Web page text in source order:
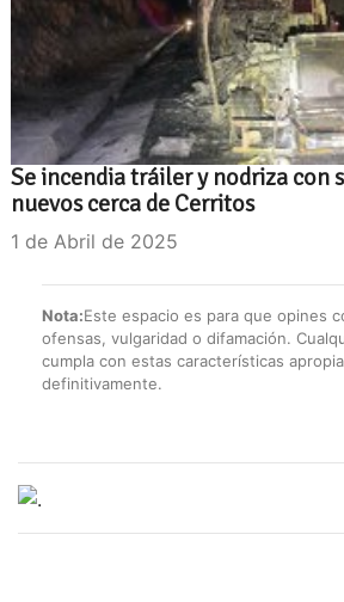
Se incendia tráiler y nodriza con
nuevos cerca de Cerritos
1 de Abril de 2025
Nota:Este espacio es para que opines
ofensas, vulgaridad o difamación.
cumpla con estas características
definitivamente.